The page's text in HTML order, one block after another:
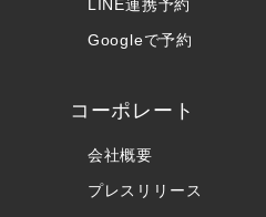
LINE連携予約
Googleで予約
コーポレート
会社概要
プレスリリース